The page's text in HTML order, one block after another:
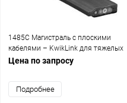
1485C Магистраль с плоскими
кабелями – KwikLink для тяжелых
условий эксплуатации
Цена по запросу
Подробнее